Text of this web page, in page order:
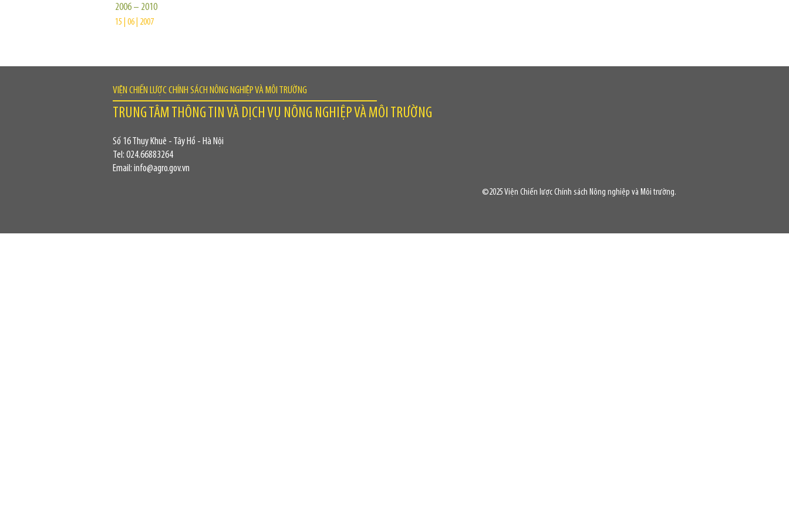
2006 – 2010
15 | 06 | 2007
VIỆN CHIẾN LƯỢC CHÍNH SÁCH NÔNG NGHIỆP VÀ MÔI TRƯỜNG
TRUNG TÂM THÔNG TIN VÀ DỊCH VỤ NÔNG NGHIỆP VÀ MÔI TRƯỜNG
Số 16 Thụy Khuê - Tây Hồ - Hà Nội
Tel: 024.66883264
Email: info@agro.gov.vn
©2025 Viện Chiến lược Chính sách Nông nghiệp và Môi trường.